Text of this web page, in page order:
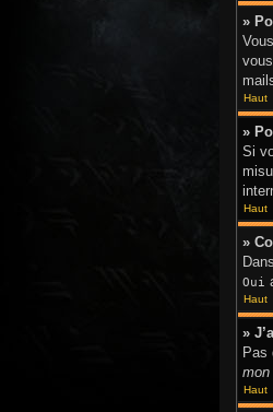
»
Haut
»
Si
Haut
»
Oui
Haut
»
Pas
Haut